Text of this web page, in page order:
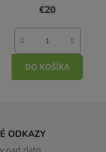
€20
DO KOŠÍKA
ODKAZY